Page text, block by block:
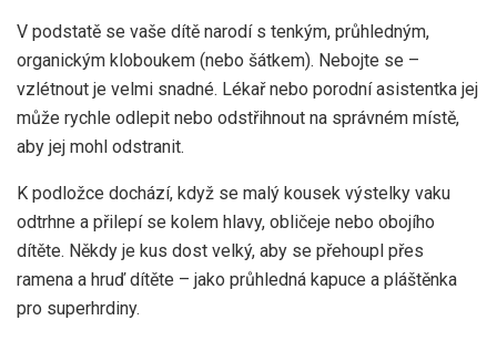
V podstatě se vaše dítě narodí s tenkým, průhledným,
organickým kloboukem (nebo šátkem). Nebojte se –
vzlétnout je velmi snadné. Lékař nebo porodní asistentka jej
může rychle odlepit nebo odstřihnout na správném místě,
aby jej mohl odstranit.
K podložce dochází, když se malý kousek výstelky vaku
odtrhne a přilepí se kolem hlavy, obličeje nebo obojího
dítěte. Někdy je kus dost velký, aby se přehoupl přes
ramena a hruď dítěte – jako průhledná kapuce a pláštěnka
pro superhrdiny.